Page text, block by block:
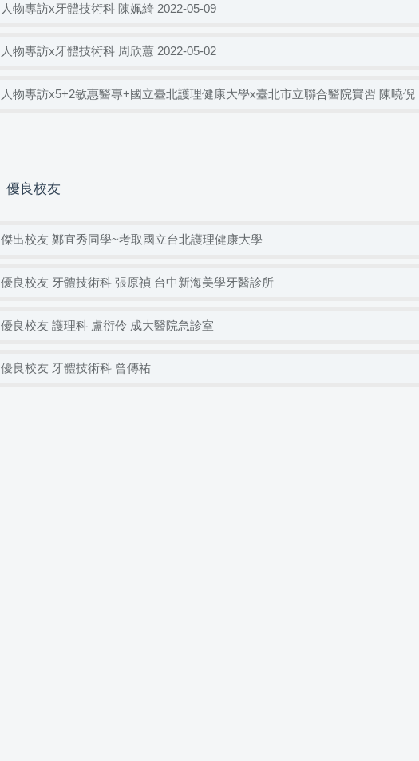
人物專訪x牙體技術科 陳姵綺 2022-05-09
人物專訪x牙體技術科 周欣蕙 2022-05-02
人物專訪x5+2敏惠醫專+國立臺北護理健康大學x臺北市立聯合醫院實習 陳曉倪
優良校友
傑出校友 鄭宜秀同學~考取國立台北護理健康大學
優良校友 牙體技術科 張原禎 台中新海美學牙醫診所
優良校友 護理科 盧衍伶 成大醫院急診室
優良校友 牙體技術科 曾傳祐